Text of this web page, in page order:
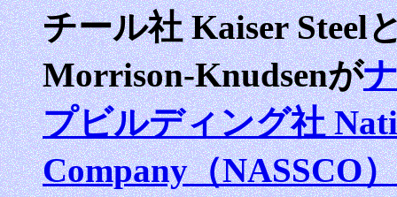
チール社 Kaiser Steel
Morrison-Knudsenが
プビルディング社
Company（NASSCO）